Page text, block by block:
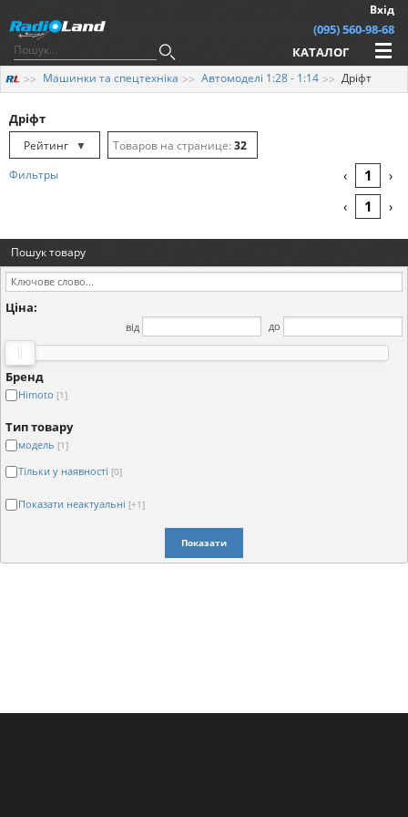
Вхід
(095) 560-98-68
КАТАЛОГ
Машинки та спецтехніка Автомоделі 1:28 - 1:14 Дріфт
Дріфт
Рейтинг
▼
Рейтинг
Ціна ▲
Ціна ▼
32
Фильтры ‹ 1
›
‹
1 ›
Пошук товару
Ціна:
від до
Бренд
Himoto [1]
Тип товару
модель [1]
Тільки у наявності [0]
Показати неактуальні [+1]
Показати